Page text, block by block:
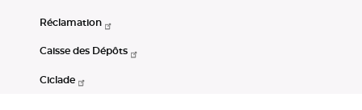
Réclamation
Caisse des Dépôts
Ciclade